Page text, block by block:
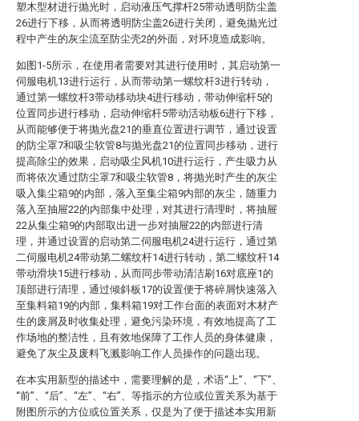
塑木型材进行抛光时，启动液压气撑杆25带动透明防尘盖
26进行下移，从而将透明防尘盖26进行关闭，避免抛光过
程中产生的灰尘流至防尘壳2的外面，对环境造成影响。
如图1-5所示，在使用者需要对其进行使用时，其启动第一
伺服电机13进行运行，从而带动第一螺纹杆3进行转动，
通过第一螺纹杆3带动移动块4进行移动，带动伸缩杆5的
位置同步进行移动，启动伸缩杆5带动活动板6进行下移，
从而能够便于将抛光盘21的垂直位置进行调节，通过设置
的防尘罩7和吸尘软管8与抛光盘21的位置同步移动，进行
提高除尘的效果，启动吸尘风机10进行运行，产生吸力从
而将依次通过防尘罩7和吸尘软管8，将抛光时产生的灰尘
吸入集尘箱9的内部，落入至集尘箱9内部的灰尘，随重力
落入至抽屉22的内部集中处理，对其进行清理时，将抽屉
22从集尘箱9的内部取出进一步对抽屉22的内部进行清
理，并通过设置的启动第二伺服电机24进行运行，通过第
二伺服电机24带动第二螺纹杆14进行转动，第二螺纹杆14
带动滑块15进行移动，从而同步带动清洁刷16对底座1的
顶部进行清理，通过倾斜板17的设置便于将碎屑快速落入
至集料箱19的内部，集料箱19对工作台面的表面对木材产
生的废屑及时收集处理，避免污染环境，有效地提高了工
作场地的整洁性，且有效地保障了工作人员的身体健康，
避免了灰尘及废料飞溅影响工作人员操作的问题出现。
在本实用新型的描述中，需要理解的是，术语“上”、“下”、
“前”、“后”、“左”、“右”、等指示的方位或位置关系为基于
附图所示的方位或位置关系，仅是为了便于描述本实用新